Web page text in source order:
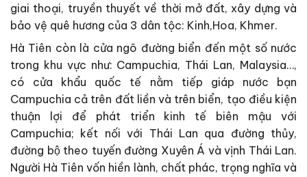
giai thoại, truyền thuyết về thời mở đất, xây dựng và
bảo vệ quê hương của 3 dân tộc: Kinh,Hoa, Khmer.
Hà Tiên còn là cửa ngõ đường biển đến một số nước
trong khu vực như: Campuchia, Thái Lan, Malaysia…,
có cửa khẩu quốc tế nằm tiếp giáp nước bạn
Campuchia cả trên đất liền và trên biển, tạo điều kiện
thuận lợi để phát triển kinh tế biên mậu với
Campuchia; kết nối với Thái Lan qua đường thủy,
đường bộ theo tuyến đường Xuyên Á và vịnh Thái Lan.
Người Hà Tiên vốn hiền lành, chất phác, trọng nghĩa và